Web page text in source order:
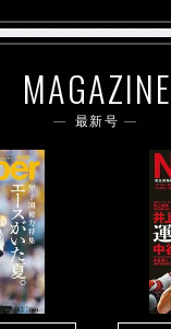
MAGAZINE
最新号